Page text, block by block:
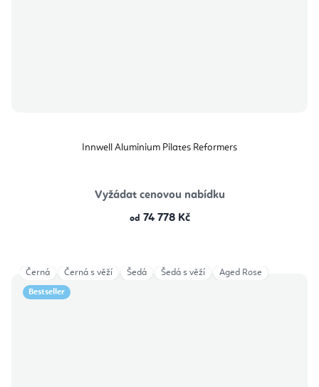
Innwell Aluminium Pilates Reformers
Vyžádat cenovou nabídku
od 74 778 Kč
Bestseller
Černá Černá s věží Šedá Šedá s věží Aged Rose